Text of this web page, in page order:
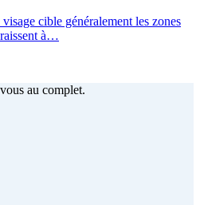
cible généralement les zones
à…
au complet.